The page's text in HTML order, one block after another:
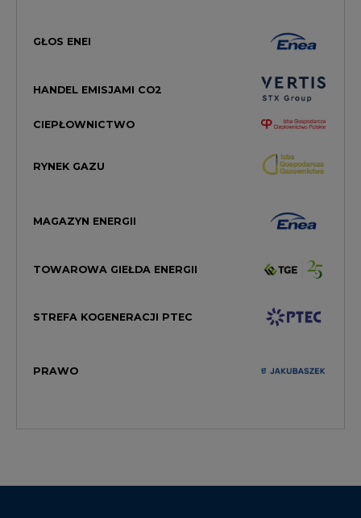
GŁOS ENEI
HANDEL EMISJAMI CO2
CIEPŁOWNICTWO
RYNEK GAZU
MAGAZYN ENERGII
TOWAROWA GIEŁDA ENERGII
STREFA KOGENERACJI PTEC
PRAWO